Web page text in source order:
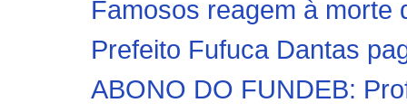
Famosos reagem à morte
Prefeito Fufuca Dantas
ABONO DO FUNDEB: